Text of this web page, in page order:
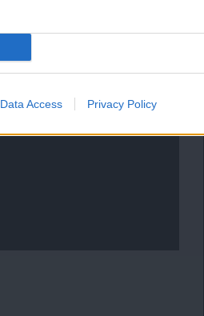
Data Access Privacy Policy